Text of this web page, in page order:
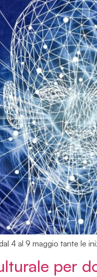
4 al 9 maggio tante le
per